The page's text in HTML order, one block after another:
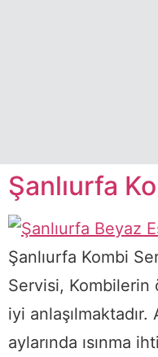
Şanlıurfa
Şanlıurfa Kombi
Servisi, Kombilerin
iyi anlaşılmaktadır.
aylarında ısınma